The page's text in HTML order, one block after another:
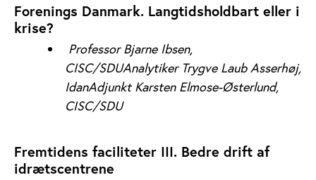
Forenings Danmark. Langtidsholdbart eller i
krise?
Professor Bjarne Ibsen,
CISC/SDUAnalytiker Trygve Laub Asserhøj,
IdanAdjunkt Karsten Elmose-Østerlund,
CISC/SDU
Fremtidens faciliteter III. Bedre drift af
idrætscentrene